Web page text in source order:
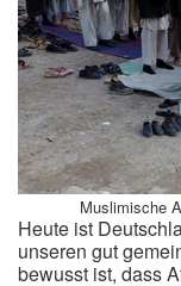
Muslimische
Heute ist
unseren gut
bewusst ist, dass